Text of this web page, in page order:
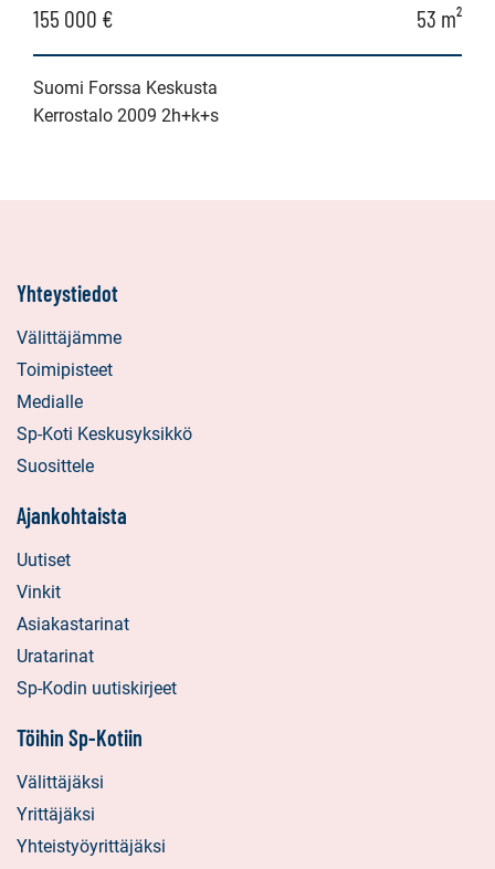
155 000 € 53 m²
Suomi Forssa Keskusta
Kerrostalo 2009 2h+k+s
Yhteystiedot
Välittäjämme
Toimipisteet
Medialle
Sp-Koti Keskusyksikkö
Suosittele
Ajankohtaista
Uutiset
Vinkit
Asiakastarinat
Uratarinat
Sp-Kodin uutiskirjeet
Töihin Sp-Kotiin
Välittäjäksi
Yrittäjäksi
Yhteistyöyrittäjäksi